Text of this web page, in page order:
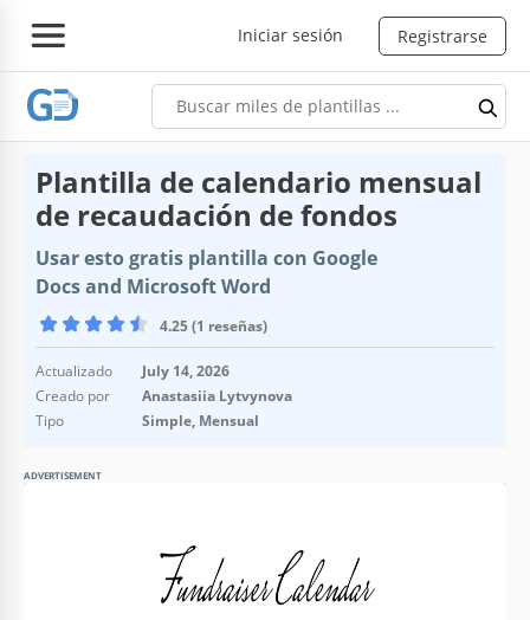
Iniciar sesión Registrarse
Plantilla de calendario mensual
de recaudación de fondos
Usar esto gratis plantilla con Google
Docs and Microsoft Word
4.25 (1 reseñas)
Actualizado
July 14, 2026
Creado por
Anastasiia Lytvynova
Tipo
Simple, Mensual
ADVERTISEMENT